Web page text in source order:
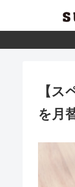
【
を月